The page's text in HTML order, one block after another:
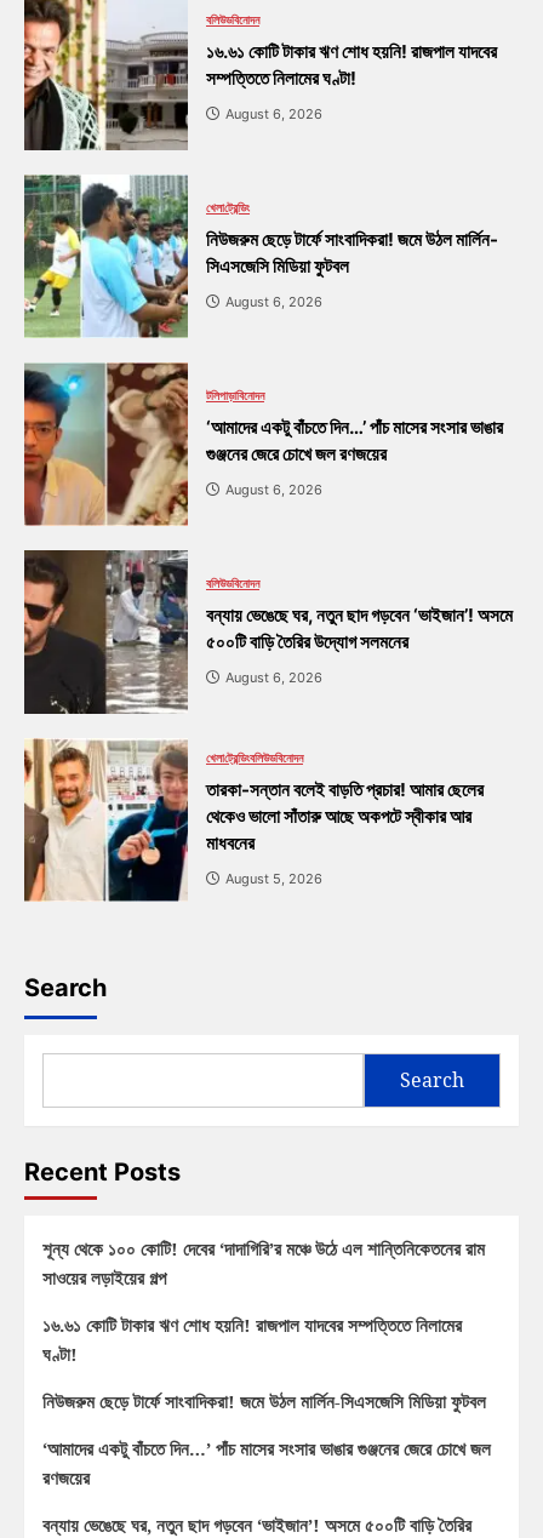
বলিউডবিনোদন
১৬.৬১ কোটি টাকার ঋণ শোধ হয়নি! রাজপাল যাদবের
সম্পত্তিতে নিলামের ঘণ্টা!
August 6, 2026
খেলাট্রেন্ডিং
নিউজরুম ছেড়ে টার্ফে সাংবাদিকরা! জমে উঠল মার্লিন-
সিএসজেসি মিডিয়া ফুটবল
August 6, 2026
টলিপাড়াবিনোদন
‘আমাদের একটু বাঁচতে দিন…’ পাঁচ মাসের সংসার ভাঙার
গুঞ্জনের জেরে চোখে জল রণজয়ের
August 6, 2026
বলিউডবিনোদন
বন্যায় ভেঙেছে ঘর, নতুন ছাদ গড়বেন ‘ভাইজান’! অসমে
৫০০টি বাড়ি তৈরির উদ্যোগ সলমনের
August 6, 2026
খেলাট্রেন্ডিংবলিউডবিনোদন
তারকা-সন্তান বলেই বাড়তি প্রচার! আমার ছেলের
থেকেও ভালো সাঁতারু আছে অকপটে স্বীকার আর
মাধবনের
August 5, 2026
Search
Search
Recent Posts
শূন্য থেকে ১০০ কোটি! দেবের ‘দাদাগিরি’র মঞ্চে উঠে এল শান্তিনিকেতনের রাম
সাওয়ের লড়াইয়ের গল্প
১৬.৬১ কোটি টাকার ঋণ শোধ হয়নি! রাজপাল যাদবের সম্পত্তিতে নিলামের
ঘণ্টা!
নিউজরুম ছেড়ে টার্ফে সাংবাদিকরা! জমে উঠল মার্লিন-সিএসজেসি মিডিয়া ফুটবল
‘আমাদের একটু বাঁচতে দিন…’ পাঁচ মাসের সংসার ভাঙার গুঞ্জনের জেরে চোখে জল
রণজয়ের
বন্যায় ভেঙেছে ঘর, নতুন ছাদ গড়বেন ‘ভাইজান’! অসমে ৫০০টি বাড়ি তৈরির